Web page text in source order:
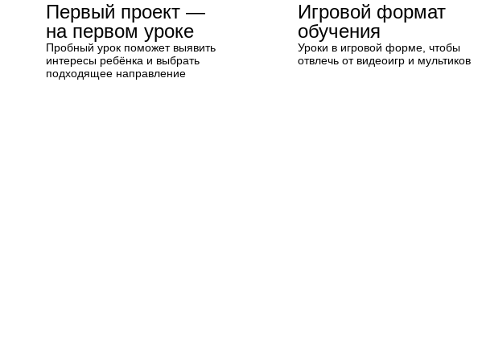
Первый проект —
на первом уроке
Пробный урок поможет выявить
интересы ребёнка и выбрать
подходящее направление
Игровой формат
обучения
Уроки в игровой форме, чтобы
отвлечь от видеоигр и мультиков